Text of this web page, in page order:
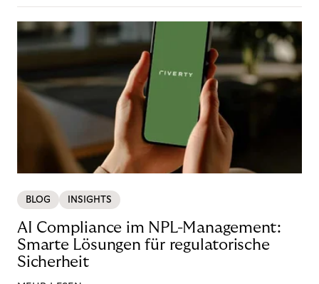
BLOG INSIGHTS
AI Compliance im NPL-Management:
Smarte Lösungen für regulatorische
Sicherheit